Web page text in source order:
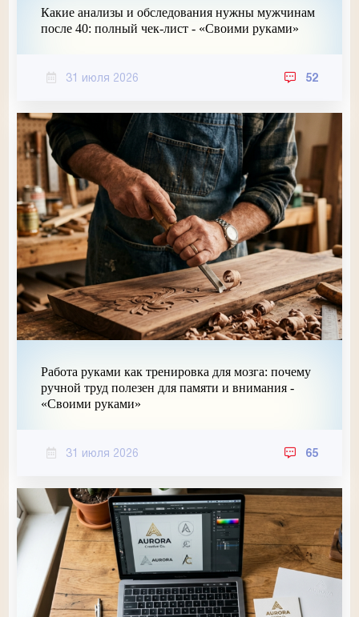
Какие анализы и обследования нужны мужчинам
после 40: полный чек-лист - «Своими руками»
31 июля 2026 52
Работа руками как тренировка для мозга: почему
ручной труд полезен для памяти и внимания -
«Своими руками»
31 июля 2026 65